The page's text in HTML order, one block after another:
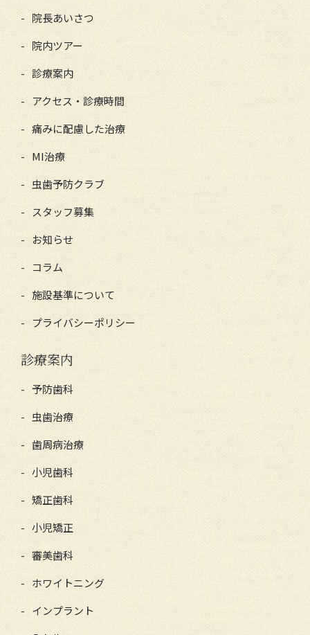
院長あいさつ
院内ツアー
診療案内
アクセス・診療時間
痛みに配慮した治療
MI治療
虫歯予防クラブ
スタッフ募集
お知らせ
コラム
施設基準について
プライバシーポリシー
診療案内
予防歯科
虫歯治療
歯周病治療
小児歯科
矯正歯科
小児矯正
審美歯科
ホワイトニング
インプラント